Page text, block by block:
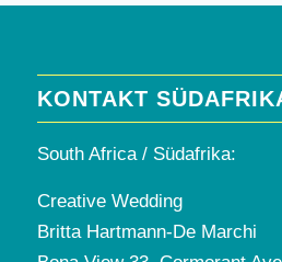
KONTAKT
South Africa / Südafrika:
Creative Wedding
Britta Hartmann-De Marchi